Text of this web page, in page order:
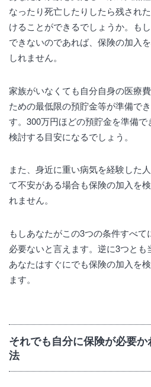
なったり死亡したりしたら残され
けることができるでしょうか。も
できないのであれば、保険の加入
しれません。
家族がいなくても自分自身の医療
ための最低限の預貯金等が準備で
す。300万円ほどの預貯金を準備
検討する目安になるでしょう。
また、身近に重い病気を経験した
て不安がある場合も保険の加入を
れません。
もしあなたがこの3つの条件すべ
必要ないと言えます。逆に3つとも
あなたはすぐにでも保険の加入を
ます。
それでも自分に保険が必要
法